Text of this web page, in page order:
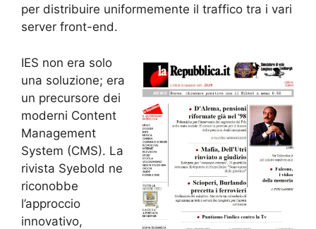
per distribuire uniformemente il traffico tra i vari
server front-end.
IES non era solo
una soluzione; era
un precursore dei
moderni Content
Management
System (CMS). La
rivista Syebold ne
riconobbe
l’approccio
innovativo,